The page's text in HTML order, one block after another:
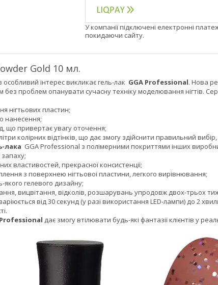
У компанії підключені електронні
покидаючи сайту.
Gold 10 мл.
інтерес викликає гель-лак GGA Professional. Нова
проблем опанувати сучасну техніку моделювання нігтів.
нігтьових пластин;
нанесення;
що привертає увагу оточення;
колірних відтінків, що дає змогу здійснити правильний
лака GGA Professional з полімерними покриттями інших
властивостей, прекрасної консистенції;
з поверхнею нігтьової пластини, легкого вирівнювання;
гелевого дизайну;
вицвітання, відколів, розшарувань упродовж двох-трьох
від 30 секунд (у разі використання LED-лампи) до 2
дає змогу втілювати будь-які фантазії клієнтів у